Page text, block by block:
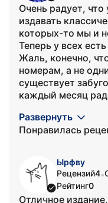
Очень радует,
издавать
которых-то мы и
Теперь у всех
Жаль, конечно,
номерам, а не
существует
каждый месяц
Развернуть
Понравилась
Ырфву
Рецензий4•
Рейтинг0
Отличное